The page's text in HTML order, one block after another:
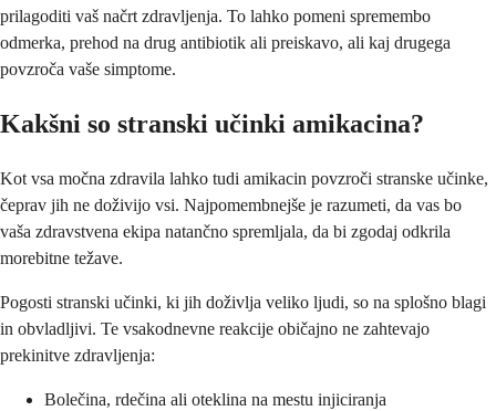
prilagoditi vaš načrt zdravljenja. To lahko pomeni spremembo
odmerka, prehod na drug antibiotik ali preiskavo, ali kaj drugega
povzroča vaše simptome.
Kakšni so stranski učinki amikacina?
Kot vsa močna zdravila lahko tudi amikacin povzroči stranske učinke,
čeprav jih ne doživijo vsi. Najpomembnejše je razumeti, da vas bo
vaša zdravstvena ekipa natančno spremljala, da bi zgodaj odkrila
morebitne težave.
Pogosti stranski učinki, ki jih doživlja veliko ljudi, so na splošno blagi
in obvladljivi. Te vsakodnevne reakcije običajno ne zahtevajo
prekinitve zdravljenja:
Bolečina, rdečina ali oteklina na mestu injiciranja